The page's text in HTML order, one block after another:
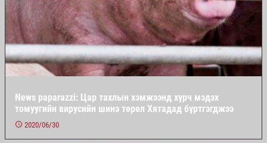
News paparazzi: Цар тахлын хэмжээнд хүрч мэдэх
томуугийн вирусийн шинэ төрөл Хятадад бүртгэгджээ
2020/06/30